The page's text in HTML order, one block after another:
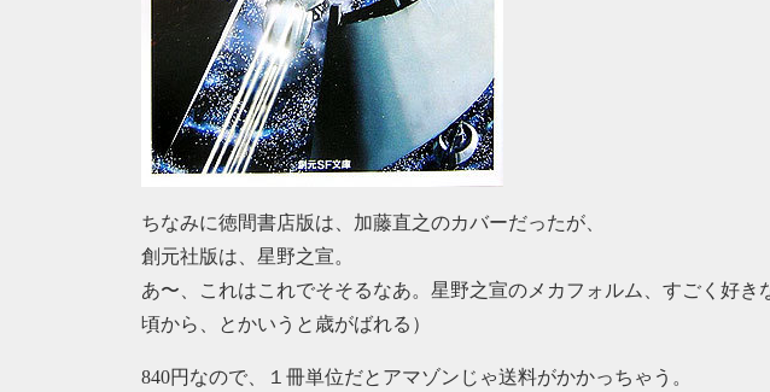
ちなみに徳間書店版は、加藤直之のカバーだったが、
創元社版は、星野之宣。
あ〜、これはこれでそそるなあ。星野之宣のメカフォルム、すごく好き
頃から、とかいうと歳がばれる）
840円なので、１冊単位だとアマゾンじゃ送料がかかっちゃう。